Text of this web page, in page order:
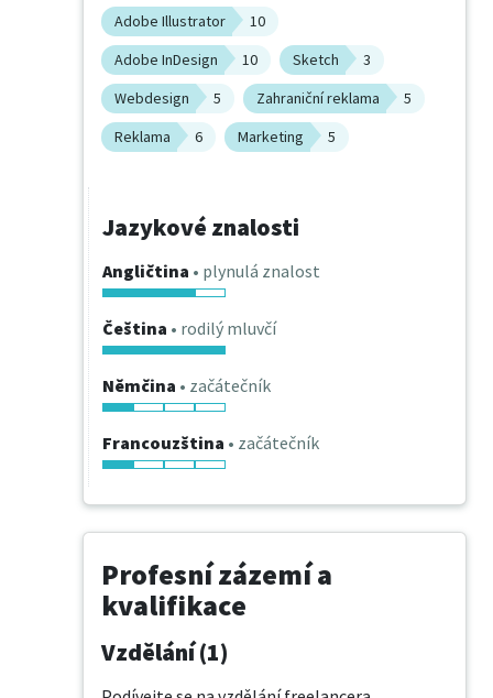
Adobe Illustrator
10
Adobe InDesign
10 Sketch
3
Webdesign
5 Zahraniční reklama
5
Reklama
6 Marketing 5
Jazykové znalosti
Angličtina • plynulá znalost
Čeština • rodilý mluvčí
Němčina • začátečník
Francouzština • začátečník
Profesní zázemí a
kvalifikace
Vzdělání (1)